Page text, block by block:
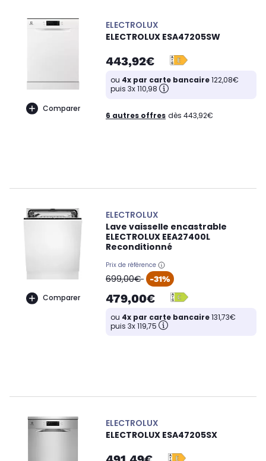
Comparer
ELECTROLUX
ELECTROLUX ESA47205SW
443,92€
ou 4x par carte bancaire122,08€
puis 3x 110,98
6 autres offres dès 443,92€
Comparer
ELECTROLUX
Lave vaisselle encastrable
ELECTROLUX EEA27400L
Reconditionné
Prix de référence
oldPrice
699,00€ -31%
479,00€
ou 4x par carte bancaire131,73€
puis 3x 119,75
ELECTROLUX
ELECTROLUX ESA47205SX